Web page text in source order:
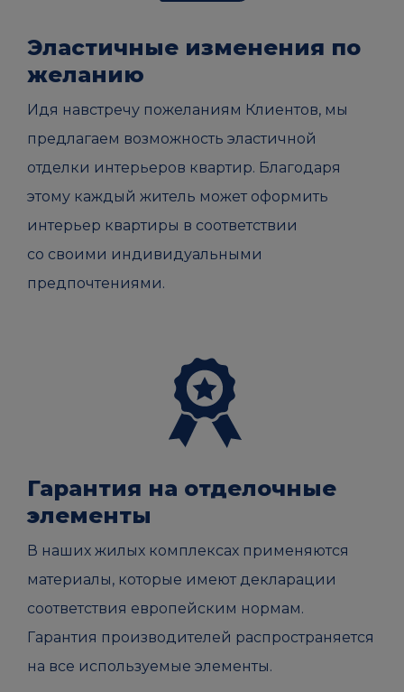
Эластичные изменения по
желанию
Идя навстречу пожеланиям Клиентов, мы
предлагаем возможность эластичной
отделки интерьеров квартир. Благодаря
этому каждый житель может оформить
интерьер квартиры в соответствии
со своими индивидуальными
предпочтениями.
Гарантия на отделочные
элементы
В наших жилых комплексах применяются
материалы, которые имеют декларации
соответствия европейским нормам.
Гарантия производителей распространяется
на все используемые элементы.